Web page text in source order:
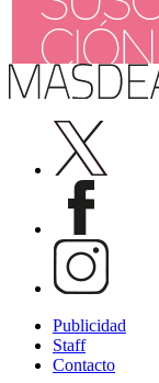
Publicidad
Staff
Contacto